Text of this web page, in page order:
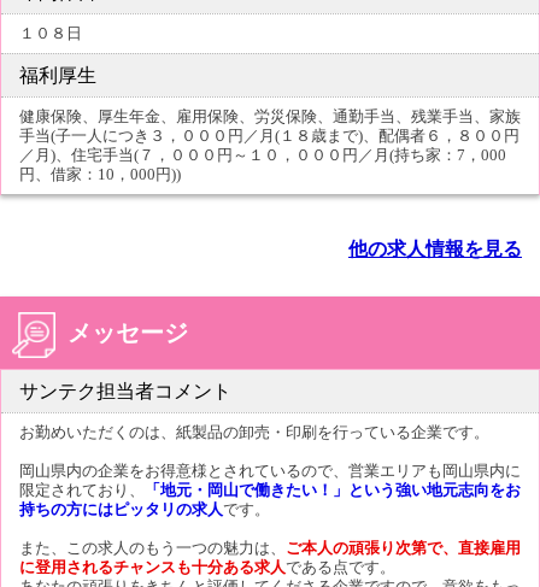
１０８日
福利厚生
健康保険、厚生年金、雇用保険、労災保険、通勤手当、残業手当、家族
手当(子一人につき３，０００円／月(１８歳まで)、配偶者６，８００円
／月)、住宅手当(７，０００円～１０，０００円／月(持ち家：7，000
円、借家：10，000円))
他の求人情報を見る
メッセージ
サンテク担当者コメント
お勤めいただくのは、紙製品の卸売・印刷を行っている企業です。
岡山県内の企業をお得意様とされているので、営業エリアも岡山県内に
限定されており、
「地元・岡山で働きたい！」という強い地元志向をお
持ちの方にはピッタリの求人です。
また、この求人のもう一つの魅力は、 ご本人の頑張り次第で、直接雇用
に登用されるチャンスも十分ある求人である点です。